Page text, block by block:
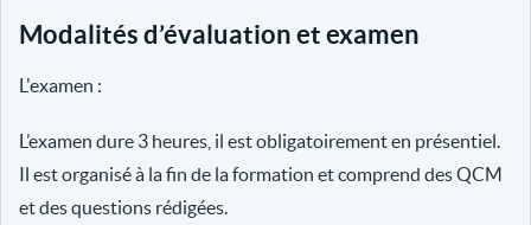
Modalités d’évaluation et examen
L'examen :
L’examen dure 3 heures, il est obligatoirement en présentiel.
Il est organisé à la fin de la formation et comprend des QCM
et des questions rédigées.